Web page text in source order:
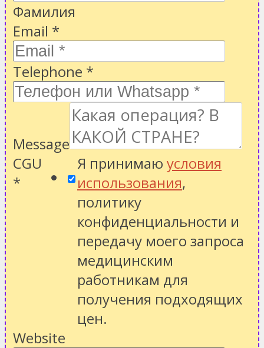
Фамилия
Email *
Telephone *
Message
CGU
*
Я принимаю условия
использования,
политику
конфиденциальности и
передачу моего запроса
медицинским
работникам для
получения подходящих
цен.
Website